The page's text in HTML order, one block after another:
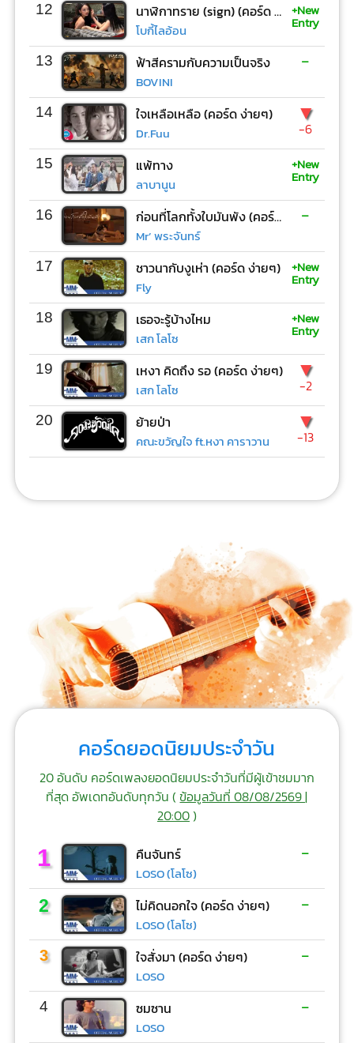
12 นาฬิกาทราย (sign) (คอร์ด ง่ายๆ)
โบกี้ไลอ้อน
+New
Entry
13 ฟ้าสีครามกับความเป็นจริง
BOVINI
-
14 ใจเหลือเหลือ (คอร์ด ง่ายๆ)
Dr.Fuu
▼
-6
15 แพ้ทาง
ลาบานูน
+New
Entry
16 ก่อนที่โลกทั้งใบมันพัง (คอร์ด ง่ายๆ)
Mr’ พระจันทร์
-
17 ชาวนากับงูเห่า (คอร์ด ง่ายๆ)
Fly
+New
Entry
18 เธอจะรู้บ้างไหม
เสก โลโซ
+New
Entry
19 เหงา คิดถึง รอ (คอร์ด ง่ายๆ)
เสก โลโซ
▼
-2
20 ย้ายป่า
คณะขวัญใจ ft.หงา คาราวาน
▼
-13
คอร์ดยอดนิยมประจำวัน
20 อันดับ คอร์ดเพลงยอดนิยมประจำวันที่มีผู้เข้าชมมาก
ที่สุด อัพเดทอันดับทุกวัน (ข้อมูลวันที่ 08/08/2569 |
20:00)
1 คืนจันทร์
LOSO (โลโซ)
-
2 ไม่คิดนอกใจ (คอร์ด ง่ายๆ)
LOSO (โลโซ)
-
3 ใจสั่งมา (คอร์ด ง่ายๆ)
LOSO
-
4 ซมซาน
LOSO
-